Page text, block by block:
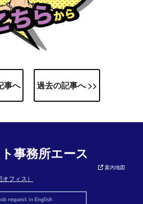
事へ 過去の記事へ >>
事務所エース
フィス）
案内地図